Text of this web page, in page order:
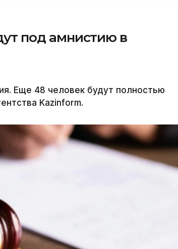
под амнистию в
Еще 48 человек будут полностью
Kazinform.